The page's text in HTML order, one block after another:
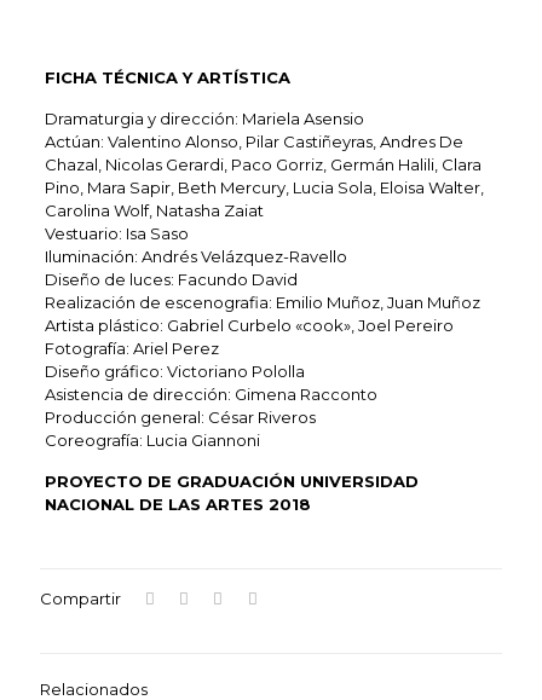
FICHA TÉCNICA Y ARTÍSTICA
Dramaturgia y dirección: Mariela Asensio
Actúan: Valentino Alonso, Pilar Castiñeyras, Andres De
Chazal, Nicolas Gerardi, Paco Gorriz, Germán Halili, Clara
Pino, Mara Sapir, Beth Mercury, Lucia Sola, Eloisa Walter,
Carolina Wolf, Natasha Zaiat
Vestuario: Isa Saso
Iluminación: Andrés Velázquez-Ravello
Diseño de luces: Facundo David
Realización de escenografia: Emilio Muñoz, Juan Muñoz
Artista plástico: Gabriel Curbelo «cook», Joel Pereiro
Fotografía: Ariel Perez
Diseño gráfico: Victoriano Pololla
Asistencia de dirección: Gimena Racconto
Producción general: César Riveros
Coreografía: Lucia Giannoni
PROYECTO DE GRADUACIÓN UNIVERSIDAD
NACIONAL DE LAS ARTES 2018
Compartir
Relacionados